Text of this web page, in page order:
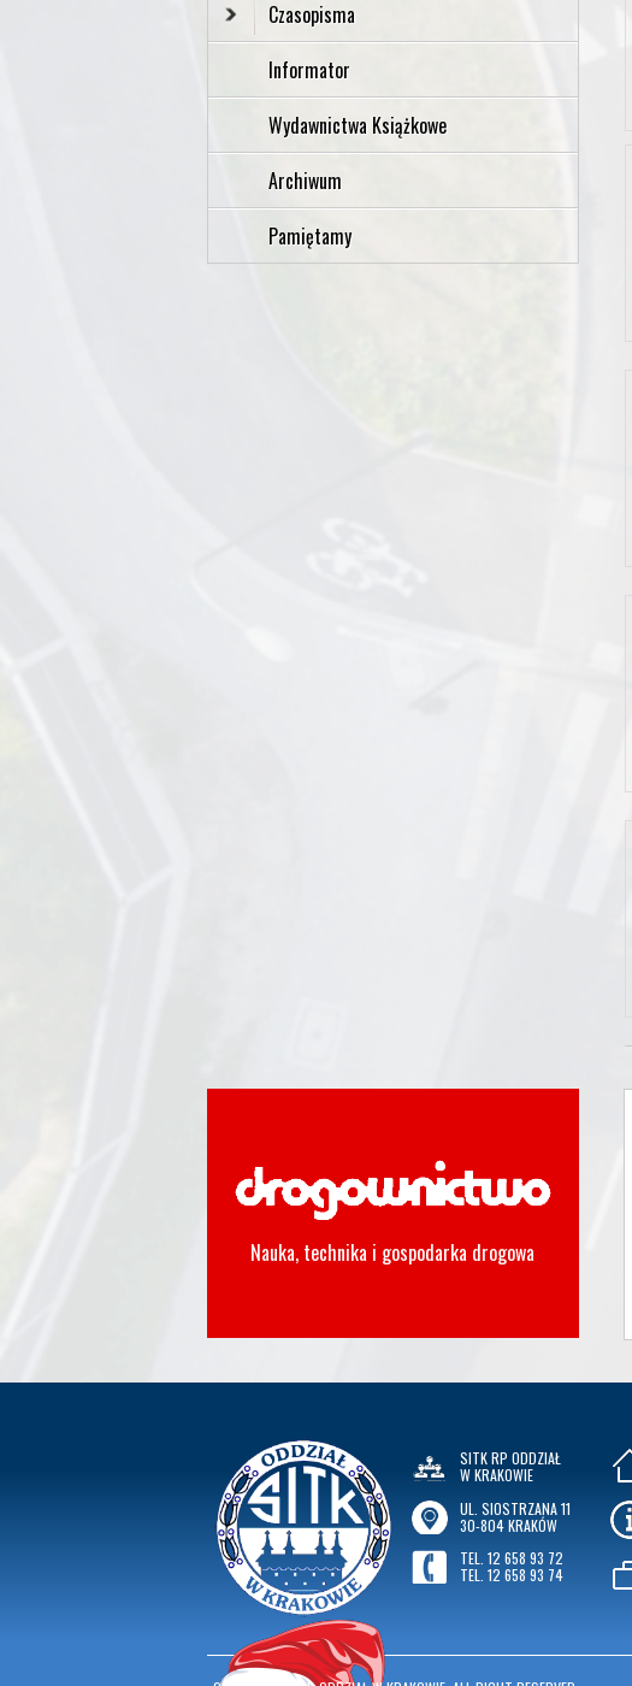
Czasopisma
Informator
Wydawnictwa Książkowe
Archiwum
Pamiętamy
Nauka, technika i gospodarka drogowa
SITK RP ODDZIAŁ
W KRAKOWIE
UL. SIOSTRZANA 11
30-804 KRAKÓW
TEL. 12 658 93 72
TEL. 12 658 93 74